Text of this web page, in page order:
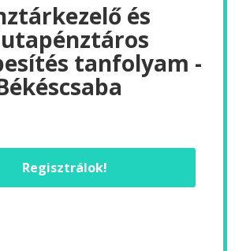
és
tanfolyam -
Regisztrálok!